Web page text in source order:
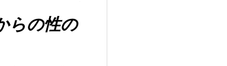
ら。 適度な運動
食中心のお食
ビタミンEや亜
らの性の